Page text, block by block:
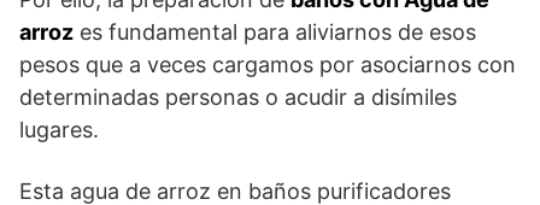
arroz es fundamental para aliviarnos de esos
pesos que a veces cargamos por asociarnos con
determinadas personas o acudir a disímiles
lugares.
Esta agua de arroz en baños purificadores